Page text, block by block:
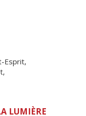
Esprit,
LUMIÈRE